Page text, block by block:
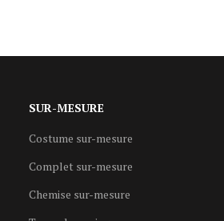
SUR-MESURE
Costume sur-mesure
Complet sur-mesure
Chemise sur-mesure